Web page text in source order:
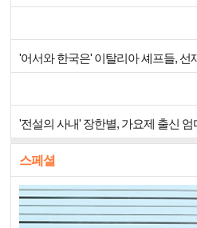
'어서와 한국은' 이탈리아 셰프들,
'전설의 사내' 장한별, 가요제 출신 엄
스페셜